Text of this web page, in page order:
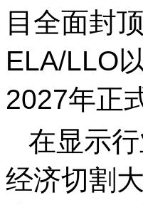
目全面封
ELA/LLO
2027年正
在显示
经济切割